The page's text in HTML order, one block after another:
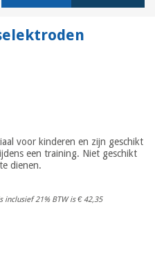
voor kinderen en zijn geschikt
een training. Niet geschikt
dienen.
inclusief 21% BTW is€ 42,35